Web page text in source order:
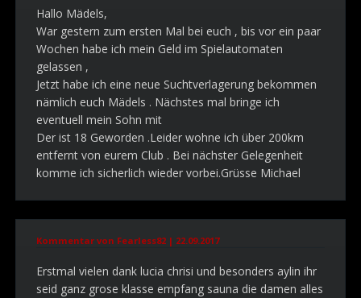
Hallo Mädels,
War gestern zum ersten Mal bei euch , bis vor ein paar
Wochen habe ich mein Geld im Spielautomaten
gelassen ,
Jetzt habe ich eine neue Suchtverlagerung bekommen
nämlich euch Mädels . Nächstes mal bringe ich
eventuell mein Sohn mit
Der ist 18 Geworden .Leider wohne ich über 200km
entfernt von eurem Club . Bei nächster Gelegenheit
komme ich sicherlich wieder vorbei.Grüsse Michael
Kommentar von Fearless82 | 22.09.2017
Erstmal vielen dank lucia chrisi und besonders aylin ihr
seid ganz grose klasse empfang sauna die damen alles